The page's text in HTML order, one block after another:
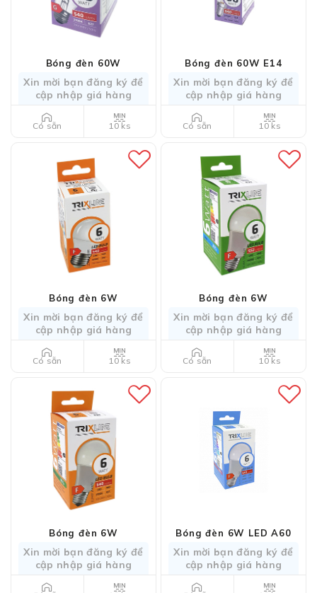
Bóng đèn 60W
Xin mời bạn đăng ký để
cập nhập giá hàng
Có sẵn 10 ks
Bóng đèn 60W E14
Xin mời bạn đăng ký để
cập nhập giá hàng
Có sẵn 10 ks
Bóng đèn 6W
Xin mời bạn đăng ký để
cập nhập giá hàng
Có sẵn 10 ks
Bóng đèn 6W
Xin mời bạn đăng ký để
cập nhập giá hàng
Có sẵn 10 ks
Bóng đèn 6W
Xin mời bạn đăng ký để
cập nhập giá hàng
Bóng đèn 6W LED A60
Xin mời bạn đăng ký để
cập nhập giá hàng